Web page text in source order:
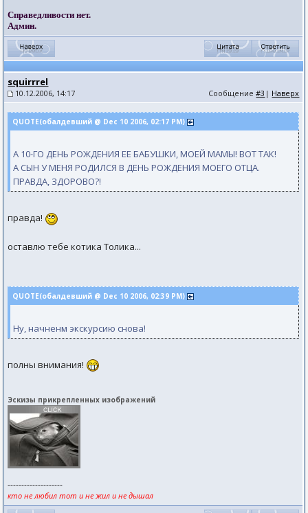
Справедливости нет.
Админ.
squirrrel
10.12.2006, 14:17 Сообщение#3 | Наверх
QUOTE(обалдевший @ Dec 10 2006, 02:17 PM)
А 10-ГО ДЕНЬ РОЖДЕНИЯ ЕЕ БАБУШКИ, МОЕЙ МАМЫ! ВОТ ТАК!
А СЫН У МЕНЯ РОДИЛСЯ В ДЕНЬ РОЖДЕНИЯ МОЕГО ОТЦА.
ПРАВДА, ЗДОРОВО?!
правда!
оставлю тебе котика Толика...
QUOTE(обалдевший @ Dec 10 2006, 02:39 PM)
Ну, начненм экскурсию снова!
полны внимания!
Эскизы прикрепленных изображений
--------------------
кто не любил тот и не жил и не дышал